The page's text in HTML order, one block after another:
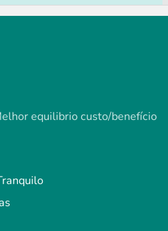
equilibrio custo/benefício